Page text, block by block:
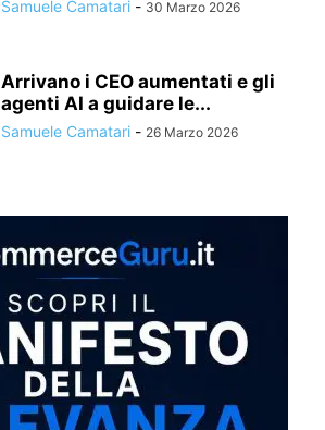
Samuele Camatari - 30 Marzo 2026
Arrivano i CEO aumentati e gli
agenti AI a guidare le...
Samuele Camatari - 26 Marzo 2026